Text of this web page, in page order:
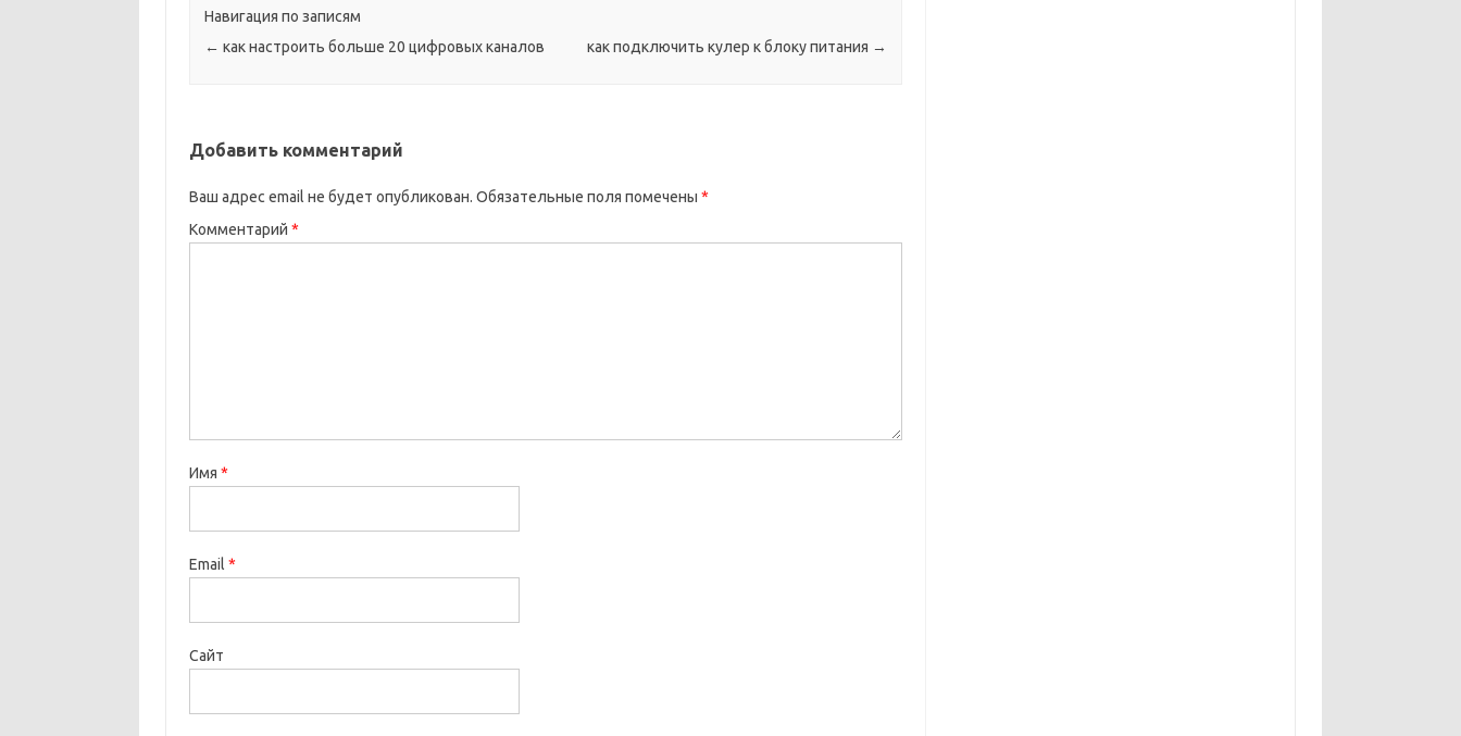
Навигация по записям
← как настроить больше 20 цифровых каналов как подключить кулер к блоку питания →
Добавить комментарий
Ваш адрес email не будет опубликован. Обязательные поля помечены *
Комментарий *
Имя *
Email *
Сайт